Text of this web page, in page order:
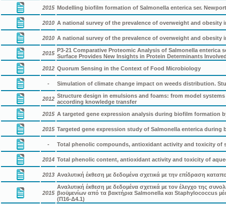
2015 Modelling biofilm formation of Salmonella enterica ser.
2010 A national survey of the prevalence of overweight and obesity
2010 A national survey of the prevalence of overweight and obesity
2015 P3-21 Comparative Proteomic Analysis of Salmonella enterica
Surface Provides New Insights in Protein Determinants
2012 Quorum Sensing in the Context of Food Microbiology
- Simulation of climate change impact on weeds distribution.
2012 Structure design in emulsions and foams: from model
according knowledge transfer
2015 A targeted gene expression analysis during biofilm formation
2015 Targeted gene expression study of Salmonella enterica
- Total phenolic compounds, antioxidant activity and toxicity of
2014 Total phenolic content, antioxidant activity and toxicity of
2013 Αναλυτική έκθεση µε δεδοµένα σχετικά µε την επίδραση
2015
Αναλυτική έκθεση µε δεδοµένα σχετικά µε τον έλεγχο της
βιοϋµενίων από τα βακτήρια Salmonella και Staphylococcus
(Π16-Δ4.1)